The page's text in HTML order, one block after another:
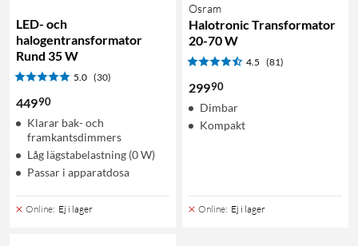
LED- och
halogentransformator
Rund 35 W
5.0 (30)
44990
Klarar bak- och
framkantsdimmers
Låg lägstabelastning (0 W)
Passar i apparatdosa
Online: Ej i lager
Osram
Halotronic Transformator
20-70 W
4.5 (81)
29990
Dimbar
Kompakt
Online: Ej i lager